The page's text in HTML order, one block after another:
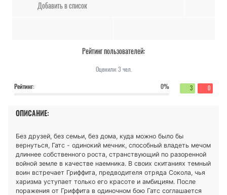
Добавить в список
Рейтинг пользователей:
Оценили:3чел.
Рейтинг:
0% 3 0
ОПИСАНИЕ:
Без друзей, без семьи, без дома, куда можно было бы
вернуться, Гатс - одинокий мечник, способный владеть мечом
длиннее собственного роста, странствующий по разоренной
войной земле в качестве наемника. В своих скитаниях темный
воин встречает Гриффита, предводителя отряда Сокола, чья
харизма уступает только его красоте и амбициям. После
поражения от Гриффита в одиночном бою Гатс соглашается